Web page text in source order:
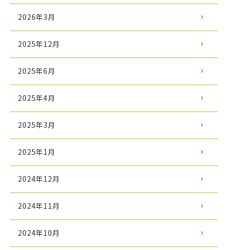
2026年3月
2025年12月
2025年6月
2025年4月
2025年3月
2025年1月
2024年12月
2024年11月
2024年10月